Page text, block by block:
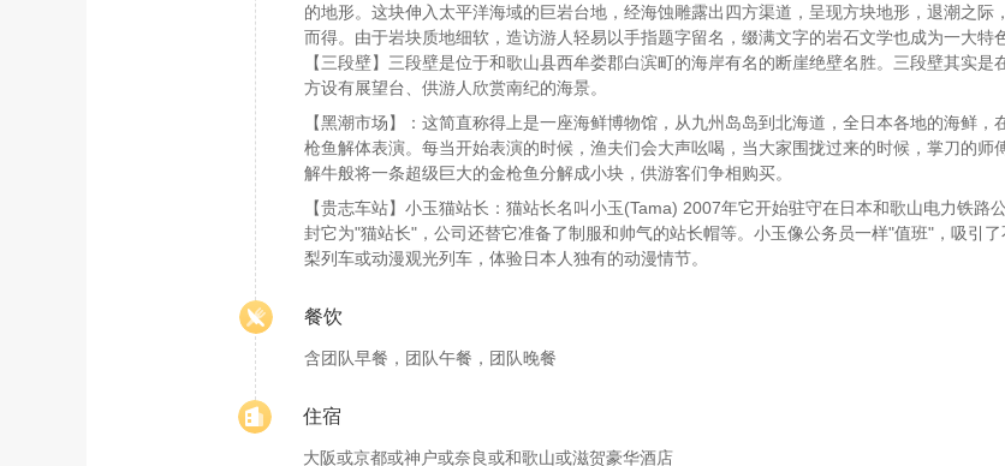
的地形。这块伸入太平洋海域的巨岩台地，经海蚀雕露出四方渠道，呈现方块地形，退潮之
而得。由于岩块质地细软，造访游人轻易以手指题字留名，缀满文字的岩石文学也成为一大特色
【三段壁】三段壁是位于和歌山县西牟娄郡白滨町的海岸有名的断崖绝壁名胜。三段壁其实
方设有展望台、供游人欣赏南纪的海景。
【黑潮市场】：这简直称得上是一座海鲜博物馆，从九州岛岛到北海道，全日本各地的海鲜
枪鱼解体表演。每当开始表演的时候，渔夫们会大声吆喝，当大家围拢过来的时候，掌刀的
解牛般将一条超级巨大的金枪鱼分解成小块，供游客们争相购买。
【贵志车站】小玉猫站长：猫站长名叫小玉(Tama) 2007年它开始驻守在日本和歌山电力铁
封它为"猫站长"，公司还替它准备了制服和帅气的站长帽等。小玉像公务员一样"值班"，吸引
梨列车或动漫观光列车，体验日本人独有的动漫情节。
餐饮
含团队早餐，团队午餐，团队晚餐
住宿
大阪或京都或神户或奈良或和歌山或滋贺豪华酒店